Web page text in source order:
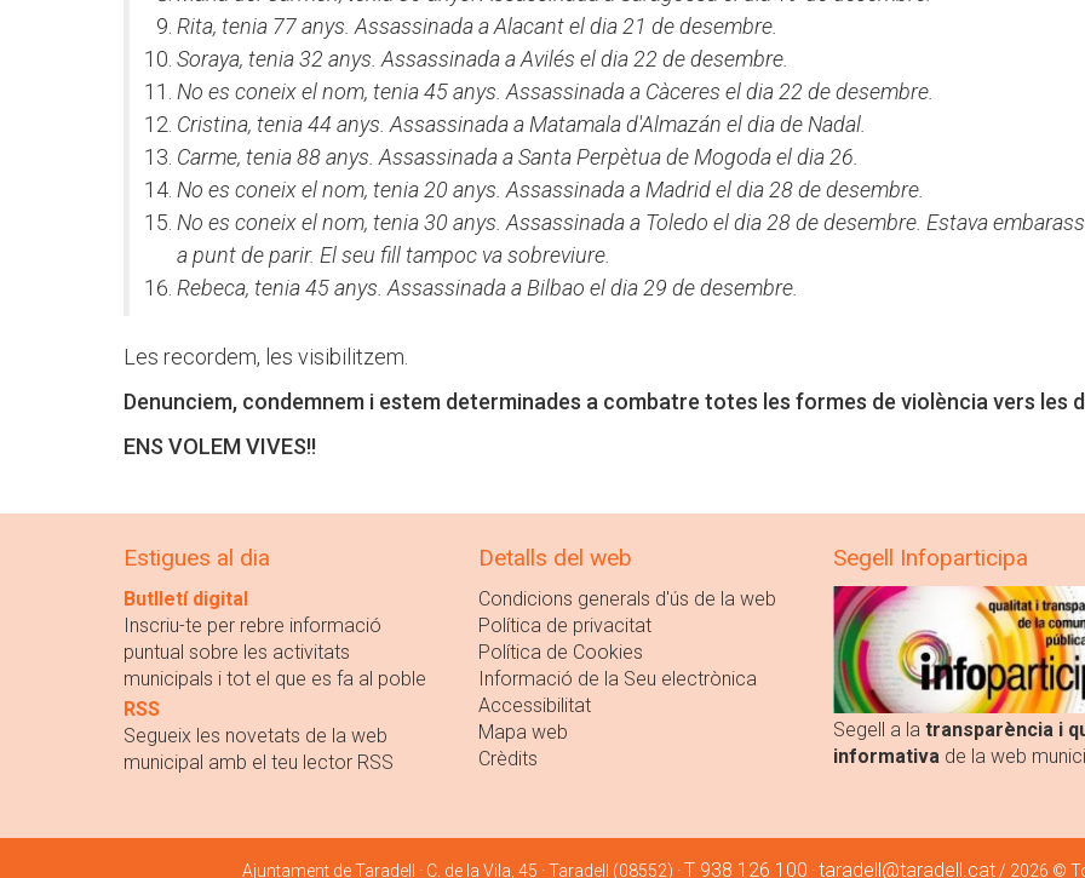
Rita, tenia 77 anys. Assassinada a Alacant el dia 21 de desembre.
Soraya, tenia 32 anys. Assassinada a Avilés el dia 22 de desembre.
No es coneix el nom, tenia 45 anys. Assassinada a Càceres el dia 22 de desembre.
Cristina, tenia 44 anys. Assassinada a Matamala d'Almazán el dia de Nadal.
Carme, tenia 88 anys. Assassinada a Santa Perpètua de Mogoda el dia 26.
No es coneix el nom, tenia 20 anys. Assassinada a Madrid el dia 28 de desembre.
No es coneix el nom, tenia 30 anys. Assassinada a Toledo el dia 28 de desembre. Estava
a punt de parir. El seu fill tampoc va sobreviure.
Rebeca, tenia 45 anys. Assassinada a Bilbao el dia 29 de desembre.
Les recordem, les visibilitzem.
Denunciem, condemnem i estem determinades a combatre totes les formes de violència vers les
ENS VOLEM VIVES!!
Estigues al dia
Butlletí digital
Inscriu-te per rebre informació
puntual sobre les activitats
municipals i tot el que es fa al poble
RSS
Segueix les novetats de la web
municipal amb el teu lector RSS
Detalls del web
Condicions generals d'ús de la web
Política de privacitat
Política de Cookies
Informació de la Seu electrònica
Accessibilitat
Mapa web
Crèdits
Segell Infoparticipa
Segell a la transparència i
informativa de la web
Ajuntament de Taradell · C. de la Vila, 45 · Taradell (08552) ·T 938 126 100 ·taradell@taradell.cat / 2026 ©